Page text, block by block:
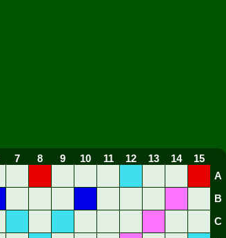
7 8 9 10 11 12 13 14
15
A
B
C